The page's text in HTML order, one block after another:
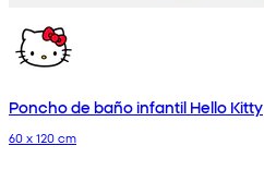
Poncho de baño infantil Hello Kitty
60 x 120 cm